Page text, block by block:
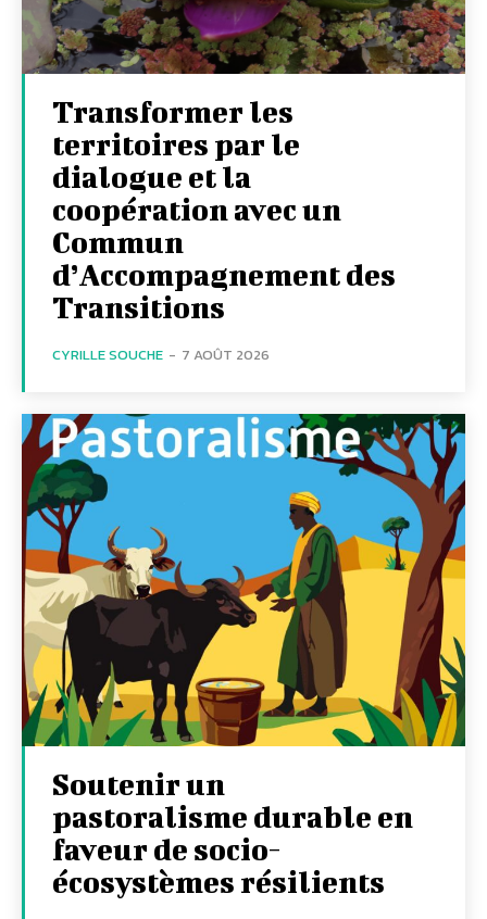
Transformer les
territoires par le
dialogue et la
coopération avec un
Commun
d’Accompagnement des
Transitions
CYRILLE SOUCHE - 7 AOÛT 2026
Soutenir un
pastoralisme durable en
faveur de socio-
écosystèmes résilients